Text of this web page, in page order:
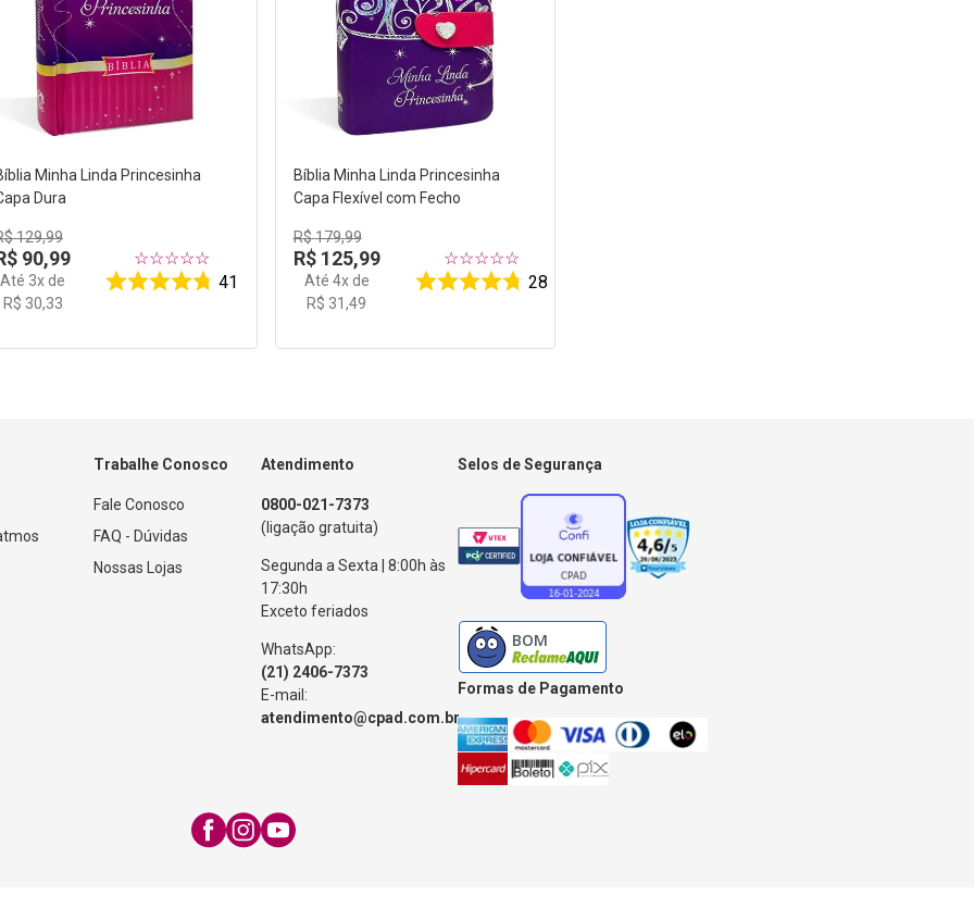
Minha Linda Princesinha
Dura
129,99
90,99
Até 3x de
R$ 30,33
☆☆☆☆☆
41
Bíblia Minha Linda Princesinha
Capa Flexível com Fecho
R$179,99
R$ 125,99
Até 4x de
R$ 31,49
☆☆☆☆☆
28
Trabalhe Conosco
Fale Conosco
FAQ - Dúvidas
Nossas Lojas
Atendimento
0800-021-7373
(ligação gratuita)
Segunda a Sexta | 8:00h às
17:30h
Exceto feriados
WhatsApp:
(21) 2406-7373
E-mail:
atendimento@cpad.com.br
Selos de Segurança
Formas de Pagamento